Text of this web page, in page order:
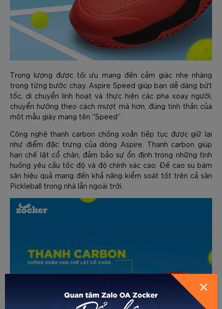
Trọng lượng được tối ưu mang đến cảm giác nhẹ nhàng
trong từng bước chạy. Aspire Speed giúp bạn dễ dàng bứt
tốc, di chuyển linh hoạt và thực hiện các pha xoay người,
chuyển hướng theo cách mượt mà hơn, đúng tinh thần của
một mẫu giày mang tên “Speed”.
Công nghệ thanh carbon chống xoắn tiếp tục được giữ lại
như điểm đặc trưng của dòng Aspire. Thanh carbon giúp
hạn chế lật cổ chân, đảm bảo sự ổn định trong những tình
huống yêu cầu tốc độ và độ chính xác cao. Đế cao su bám
sân hiệu quả mang đến khả năng kiểm soát tốt trên cả sân
Pickleball trong nhà lẫn ngoài trời.
HƯỚNG DẪN CHỌN SIZE
GỬI THÔNG TIN ĐỂ ZOCKER TƯ
VẤN CHO BẠN